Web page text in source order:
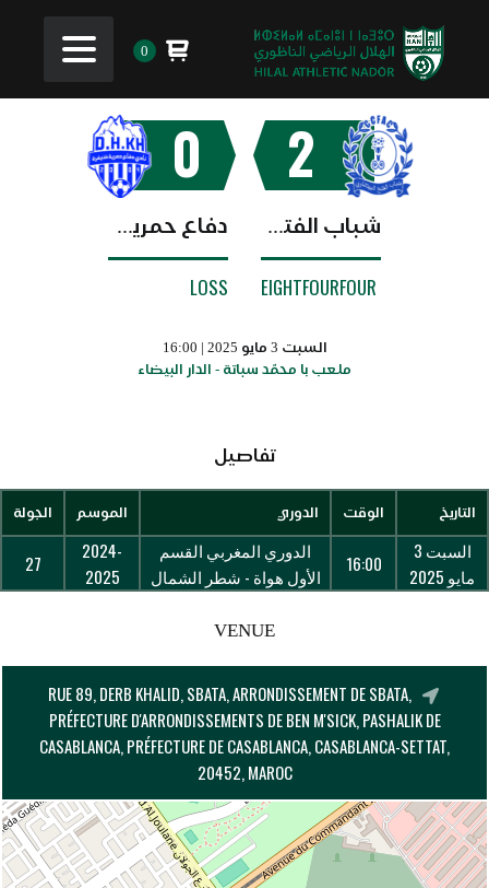
0
2
شباب الفتح البيضاوي
EIGHTFOURFOUR
0
دفاع حمرية خنيفرة
LOSS
السبت 3 مايو 2025 | 16:00
ملعب با محمّد سباتة - الدار البيضاء
تفاصيل
التاريخ الوقت الدوري الموسم الجولة
السبت 3
مايو 2025
16:00
الدوري المغربي القسم
الأول هواة - شطر الشمال
2024-
2025
27
VENUE
RUE 89, DERB KHALID, SBATA, ARRONDISSEMENT DE SBATA,
PRÉFECTURE D'ARRONDISSEMENTS DE BEN M'SICK, PASHALIK DE
CASABLANCA, PRÉFECTURE DE CASABLANCA, CASABLANCA-SETTAT,
20452, MAROC